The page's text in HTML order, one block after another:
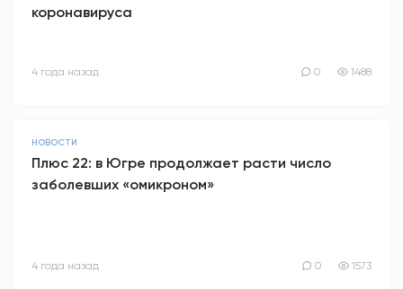
коронавируса
4 года назад 0 1488
НОВОСТИ
Плюс 22: в Югре продолжает расти число
заболевших «омикроном»
4 года назад 0 1573